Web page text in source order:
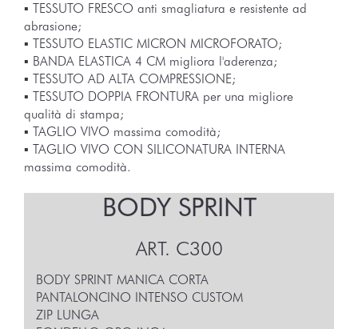
▪︎ TESSUTO FRESCO anti smagliatura e resistente ad
abrasione;
▪︎ TESSUTO ELASTIC MICRON MICROFORATO;
▪︎ BANDA ELASTICA 4 CM migliora l'aderenza;
▪︎ TESSUTO AD ALTA COMPRESSIONE;
▪︎ TESSUTO DOPPIA FRONTURA per una migliore
qualità di stampa;
▪︎ TAGLIO VIVO massima comodità;
▪︎ TAGLIO VIVO CON SILICONATURA INTERNA
massima comodità.
BODY SPRINT
ART. C300
BODY SPRINT MANICA CORTA
PANTALONCINO INTENSO CUSTOM
ZIP LUNGA